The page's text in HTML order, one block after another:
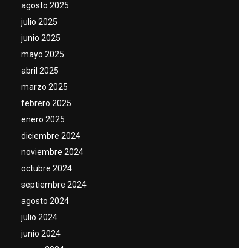
agosto 2025
julio 2025
junio 2025
mayo 2025
abril 2025
marzo 2025
febrero 2025
enero 2025
diciembre 2024
noviembre 2024
octubre 2024
septiembre 2024
agosto 2024
julio 2024
junio 2024